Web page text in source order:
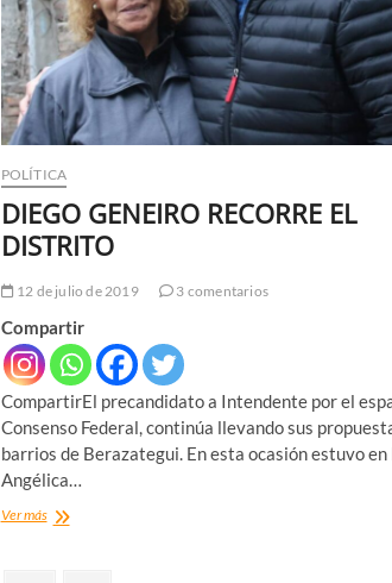
POLÍTICA
DIEGO GENEIRO RECORRE EL
DISTRITO
12 de julio de 2019 3 comentarios
Compartir
CompartirEl precandidato a Intendente por el
Consenso Federal, continúa llevando sus
barrios de Berazategui. En esta ocasión estuvo
Angélica…
Ver másDIEGO